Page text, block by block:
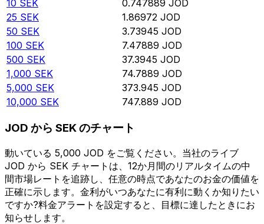
10 SEK 0.747889 JOD
25 SEK 1.86972 JOD
50 SEK 3.73945 JOD
100 SEK 7.47889 JOD
500 SEK 37.3945 JOD
1,000 SEK 74.7889 JOD
5,000 SEK 373.945 JOD
10,000 SEK 747.889 JOD
JOD から SEK のチャート
動いている 5,000 JOD をご覧ください。当社のライブ
JOD から SEK チャートは、12か月間のリアルタイムの中
間市場レートを追跡し、任意の時点であなたのお金の価値を
正確に示します。金利がいつあなたに有利に動くか知りたい
ですか?料金アラートを設定すると、目標に達したときにお
知らせします。